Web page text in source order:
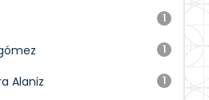
1
1
1
Alaniz